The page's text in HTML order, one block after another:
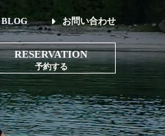
BLOG お問い合わせ
RESERVATION
予約する